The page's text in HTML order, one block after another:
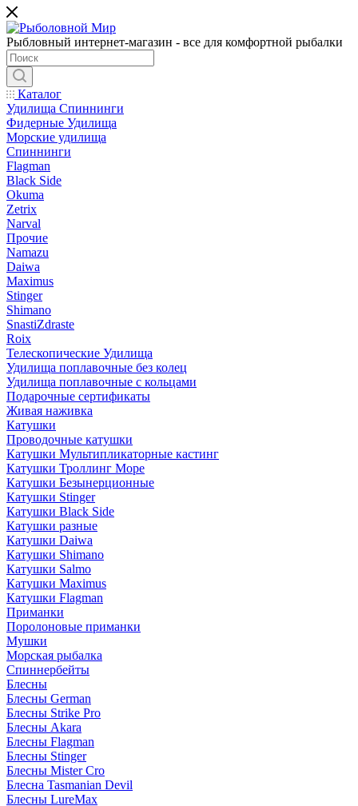
Рыбловный интернет-магазин - все для комфортной рыбалки
Каталог
Удилища Спиннинги
Фидерные Удилища
Морские удилища
Спиннинги
Flagman
Black Side
Okuma
Zetrix
Narval
Прочие
Namazu
Daiwa
Maximus
Stinger
Shimano
SnastiZdraste
Roix
Телескопические Удилища
Удилища поплавочные без колец
Удилища поплавочные с кольцами
Подарочные сертификаты
Живая наживка
Катушки
Проводочные катушки
Катушки Мультипликаторные кастинг
Катушки Троллинг Море
Катушки Безынерционные
Катушки Stinger
Катушки Black Side
Катушки разные
Катушки Daiwa
Катушки Shimano
Катушки Salmo
Катушки Maximus
Катушки Flagman
Приманки
Поролоновые приманки
Мушки
Морская рыбалка
Спиннербейты
Блесны
Блесны German
Блесны Strike Pro
Блесны Akara
Блесны Flagman
Блесны Stinger
Блесны Mister Cro
Блесна Tasmanian Devil
Блесны LureMax